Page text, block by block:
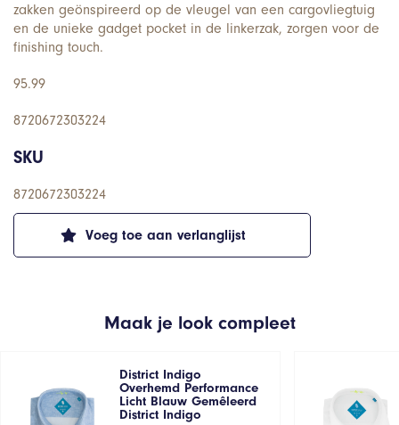
Voeg toe aan verlanglijst
zakken geönspireerd op de vleugel van een cargovliegtuig
en de unieke gadget pocket in de linkerzak, zorgen voor de
finishing touch.
95.99
8720672303224
SKU
8720672303224
Maak je look compleet
District Indigo
Overhemd Performance
Licht Blauw Gemêleerd
District Indigo